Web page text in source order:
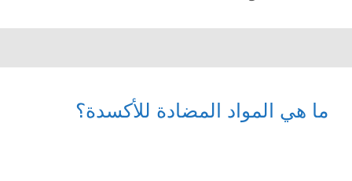
ما هي المواد المضادة للأكسدة؟